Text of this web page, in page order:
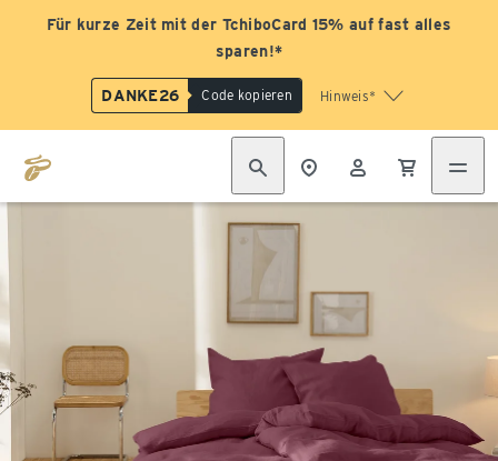
Für kurze Zeit mit der TchiboCard 15% auf fast alles
sparen!*
DANKE26 Code kopieren Hinweis*